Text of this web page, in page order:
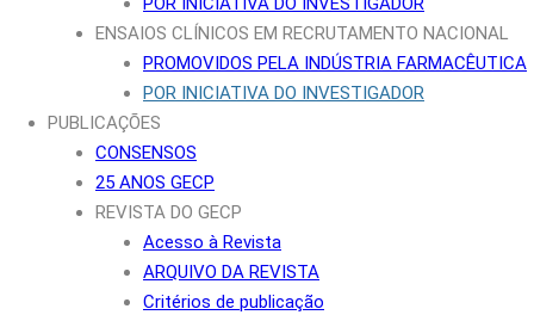
ENSAIOS CLÍNICOS EM RECRUTAMENTO NACIONAL
PROMOVIDOS PELA INDÚSTRIA FARMACÊUTICA
POR INICIATIVA DO INVESTIGADOR
PUBLICAÇÕES
CONSENSOS
25 ANOS GECP
REVISTA DO GECP
Acesso à Revista
ARQUIVO DA REVISTA
Critérios de publicação